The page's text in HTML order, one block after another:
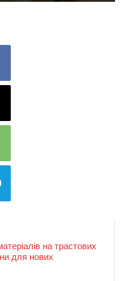
на трастових
для нових